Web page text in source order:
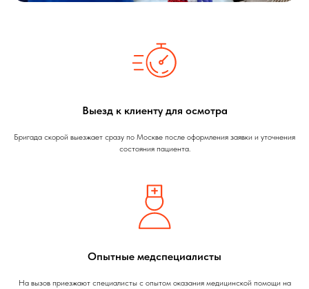
Выезд к клиенту для осмотра
Бригада скорой выезжает сразу по Москве после оформления заявки и уточнения
состояния пациента.
Опытные медспециалисты
На вызов приезжают специалисты с опытом оказания медицинской помощи на